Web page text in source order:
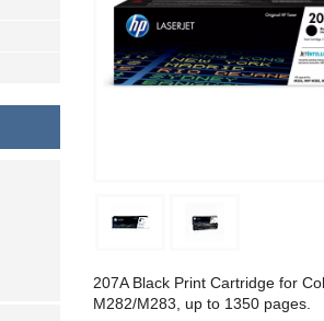
207A Black Print Cartridge for
M282/M283, up to 1350 pages.